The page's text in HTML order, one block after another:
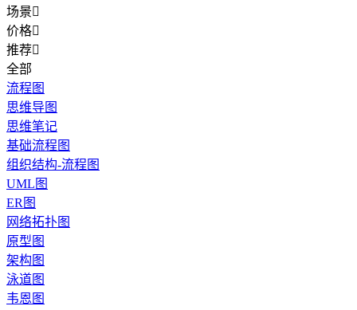
场景
价格
推荐
全部
流程图
思维导图
思维笔记
基础流程图
组织结构-流程图
UML图
ER图
网络拓扑图
原型图
架构图
泳道图
韦恩图